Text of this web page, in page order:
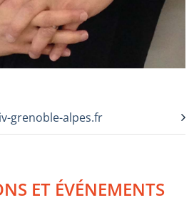
grenoble-alpes.fr
ET ÉVÉNEMENTS